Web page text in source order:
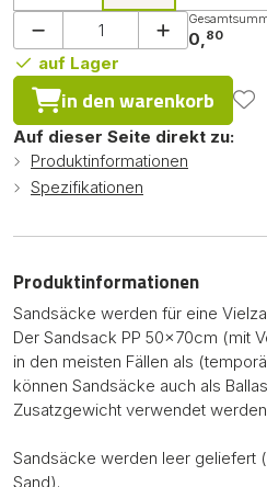
0, 80
auf Lager
in den warenkorb
Auf dieser Seite direkt zu:
Produktinformationen
Spezifikationen
Produktinformationen
Sandsäcke werden für eine
Der Sandsack PP 50x70cm (mit
in den meisten Fällen als
können Sandsäcke auch als
Zusatzgewicht verwendet
Sandsäcke werden leer geliefert
Sand).